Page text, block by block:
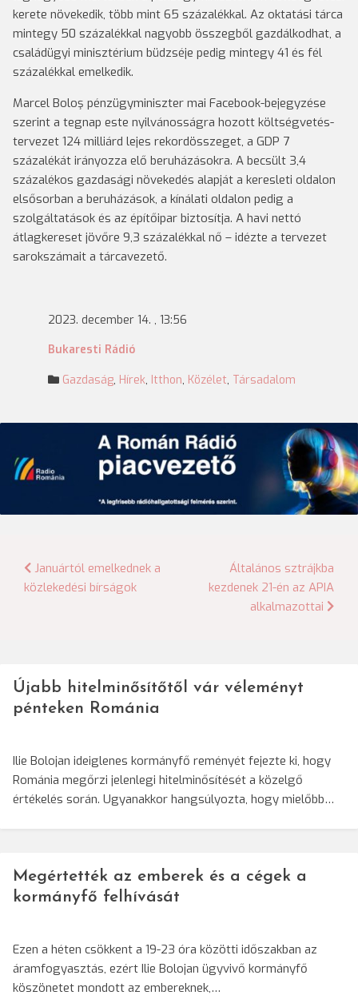
kerete növekedik, több mint 65 százalékkal. Az oktatási tárca
mintegy 50 százalékkal nagyobb összegből gazdálkodhat, a
családügyi minisztérium büdzséje pedig mintegy 41 és fél
százalékkal emelkedik.
Marcel Boloş pénzügyminiszter mai Facebook-bejegyzése
szerint a tegnap este nyilvánosságra hozott költségvetés-
tervezet 124 milliárd lejes rekordösszeget, a GDP 7
százalékát irányozza elő beruházásokra. A becsült 3,4
százalékos gazdasági növekedés alapját a keresleti oldalon
elsősorban a beruházások, a kínálati oldalon pedig a
szolgáltatások és az építőipar biztosítja. A havi nettó
átlagkereset jövőre 9,3 százalékkal nő – idézte a tervezet
sarokszámait a tárcavezető.
2023. december 14. , 13:56
Bukaresti Rádió
Gazdaság, Hírek, Itthon, Közélet, Társadalom
Bejegyzés
navigáció
Januártól emelkednek a
közlekedési bírságok
Általános sztrájkba
kezdenek 21-én az APIA
alkalmazottai
Újabb hitelminősítőtől vár véleményt
pénteken Románia
Ilie Bolojan ideiglenes kormányfő reményét fejezte ki, hogy
Románia megőrzi jelenlegi hitelminősítését a közelgő
értékelés során. Ugyanakkor hangsúlyozta, hogy mielőbb…
Megértették az emberek és a cégek a
kormányfő felhívását
Ezen a héten csökkent a 19-23 óra közötti időszakban az
áramfogyasztás, ezért Ilie Bolojan ügyvivő kormányfő
köszönetet mondott az embereknek,…